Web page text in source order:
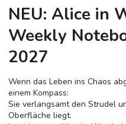
NEU: Alice in
Weekly
2027
Wenn das Leben ins Chaos
einem Kompass:
Sie verlangsamt den Strudel
Oberfläche liegt.